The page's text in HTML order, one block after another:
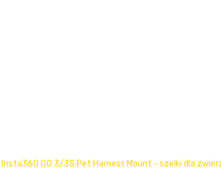
Insta360 GO 3/3S Pet Harness Mount - szelki dla